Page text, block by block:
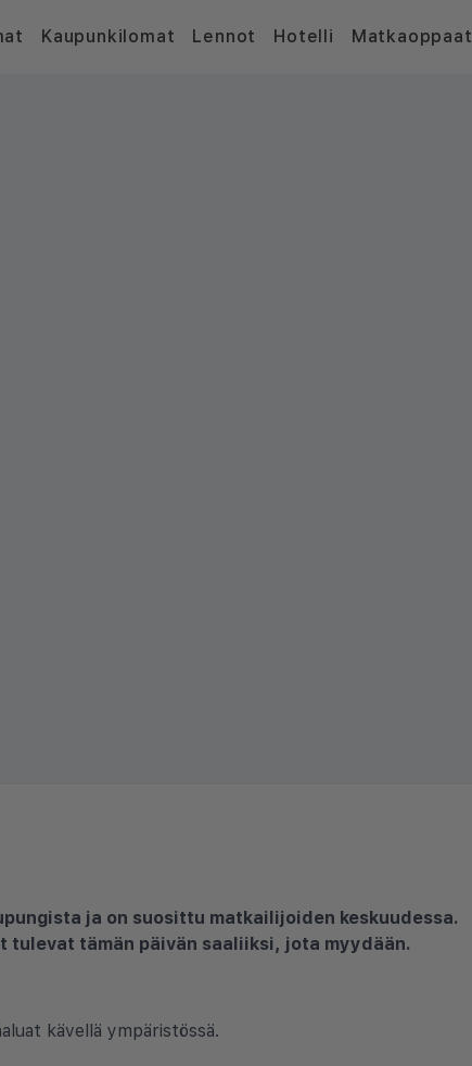
Kaupunkilomat Lennot Hotelli Matkaoppaat
ja on suosittu matkailijoiden keskuudessa.
tulevat tämän päivän saaliiksi, jota myydään.
kävellä ympäristössä.